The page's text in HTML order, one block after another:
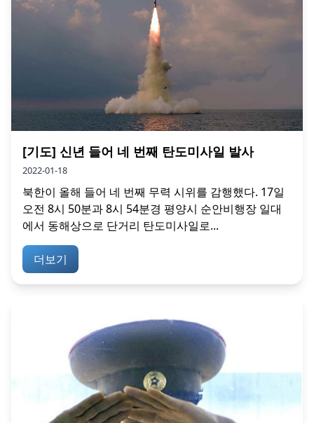
[기도] 신년 들어 네 번째 탄도미사일 발사
2022-01-18
북한이 올해 들어 네 번째 무력 시위를 감행했다. 17일
오전 8시 50분과 8시 54분경 평양시 순안비행장 일대
에서 동해상으로 단거리 탄도미사일로...
더보기